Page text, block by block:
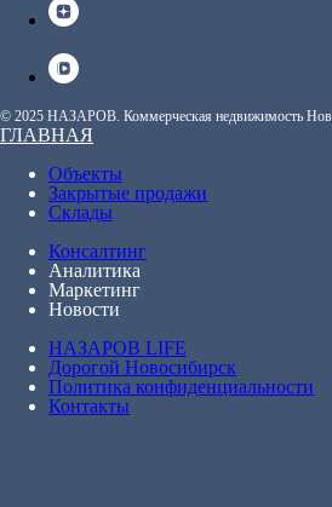
© 2025 НАЗАРОВ. Коммерческая недвижимость
ГЛАВНАЯ
Объекты
Закрытые продажи
Склады
Консалтинг
Аналитика
Маркетинг
Новости
НАЗАРОВ LIFE
Дорогой Новосибирск
Политика конфиденциальности
Контакты